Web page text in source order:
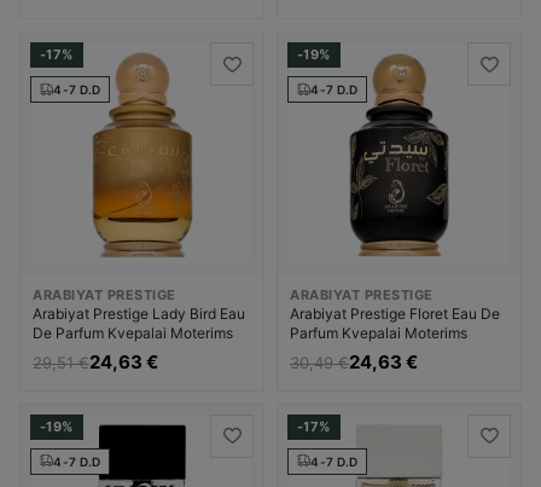
-17%
4-7 D.D
ARABIYAT PRESTIGE
Arabiyat Prestige Lady Bird Eau
De Parfum Kvepalai Moterims
29,51 €24,63 €
-19%
4-7 D.D
ARABIYAT PRESTIGE
Arabiyat Prestige Floret Eau De
Parfum Kvepalai Moterims
30,49 €24,63 €
-19%
4-7 D.D
-17%
4-7 D.D